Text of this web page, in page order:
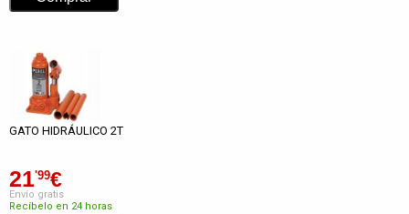
GATO HIDRÁULICO 2T
21'99€
Envío gratis
Recíbelo en 24 horas